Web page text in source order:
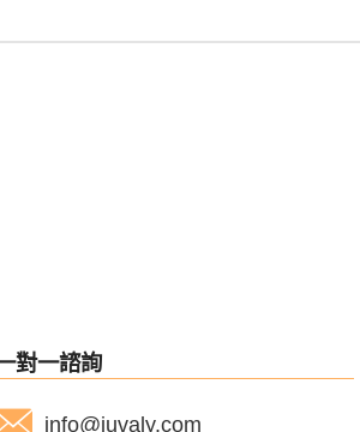
對一諮詢
info@juvaly.com